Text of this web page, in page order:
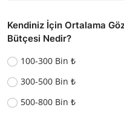
Kendiniz İçin Ortalama
Bütçesi Nedir?
100-300 Bin ₺
300-500 Bin ₺
500-800 Bin ₺